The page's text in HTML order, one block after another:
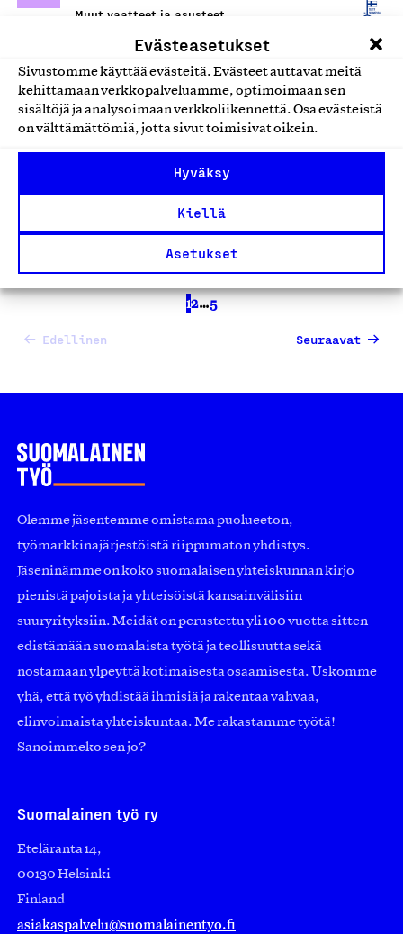
Evästeasetukset
Sivustomme käyttää evästeitä. Evästeet auttavat meitä
kehittämään verkkopalveluamme, optimoimaan sen
sisältöjä ja analysoimaan verkkoliikennettä. Osa evästeistä
on välttämättömiä, jotta sivut toimisivat oikein.
Hyväksy
Kiellä
Asetukset
Muut vaatteet ja asusteet
Nanso Collections naisten
vaatteet ja asusteet sekä
Nanso Home -tuotteet
Nanso Group Oy, Tuote
Muut vaatteet ja asusteet
Edellinen
12…5
Seuraavat
Olemme jäsentemme omistama puolueeton,
työmarkkinajärjestöistä riippumaton yhdistys.
Jäseninämme on koko suomalaisen yhteiskunnan kirjo
pienistä pajoista ja yhteisöistä kansainvälisiin
suuryrityksiin. Meidät on perustettu yli 100 vuotta sitten
edistämään suomalaista työtä ja teollisuutta sekä
nostamaan ylpeyttä kotimaisesta osaamisesta. Uskomme
yhä, että työ yhdistää ihmisiä ja rakentaa vahvaa,
elinvoimaista yhteiskuntaa. Me rakastamme työtä!
Sanoimmeko sen jo?
Suomalainen työ ry
Eteläranta 14,
00130 Helsinki
Finland
asiakaspalvelu@suomalainentyo.fi